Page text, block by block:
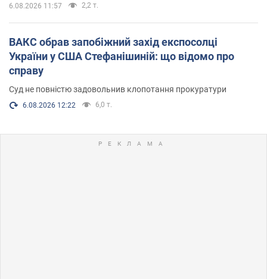
6.08.2026 11:57 2,2 т.
ВАКС обрав запобіжний захід експосолці
України у США Стефанішиній: що відомо про
справу
Суд не повністю задовольнив клопотання прокуратури
6.08.2026 12:22 6,0 т.